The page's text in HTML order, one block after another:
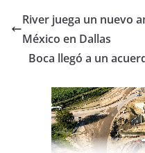
e
b
o
o
k
er s
A
p
p
River juega un nuevo
México en Dallas
Boca llegó a un